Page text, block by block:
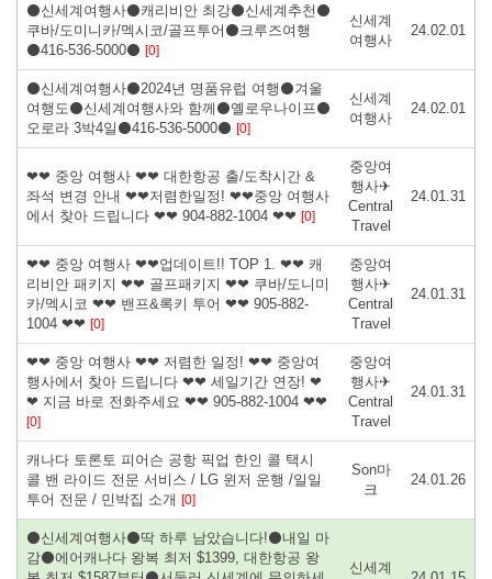
⚫신세계여행사⚫캐리비안 최강⚫신세계추천⚫
쿠바/도미니카/멕시코/골프투어⚫크루즈여행
⚫416-536-5000⚫ [0]
신세계
여행사
24.02.01
⚫신세계여행사⚫2024년 명품유럽 여행⚫겨울
여행도⚫신세계여행사와 함께⚫옐로우나이프⚫
오로라 3박4일⚫416-536-5000⚫ [0]
신세계
여행사
24.02.01
❤❤ 중앙 여행사 ❤❤ 대한항공 출/도착시간 &
좌석 변경 안내 ❤❤저렴한일정! ❤❤중앙 여행사
에서 찾아 드립니다 ❤❤ 904-882-1004 ❤❤ [0]
중앙여
행사✈
Central
Travel
24.01.31
❤❤ 중앙 여행사 ❤❤업데이트!! TOP 1. ❤❤ 캐
리비안 패키지 ❤❤ 골프패키지 ❤❤ 쿠바/도니미
카/멕시코 ❤❤ 밴프&록키 투어 ❤❤ 905-882-
1004 ❤❤ [0]
중앙여
행사✈
Central
Travel
24.01.31
❤❤ 중앙 여행사 ❤❤ 저렴한 일정! ❤❤ 중앙여
행사에서 찾아 드립니다 ❤❤ 세일기간 연장! ❤
❤ 지금 바로 전화주세요 ❤❤ 905-882-1004 ❤❤
[0]
중앙여
행사✈
Central
Travel
24.01.31
캐나다 토론토 피어슨 공항 픽업 한인 콜 택시
콜 밴 라이드 전문 서비스 / LG 윈저 운행 /일일
투어 전문 / 민박집 소개 [0]
Son마
크
24.01.26
⚫신세계여행사⚫딱 하루 남았습니다!⚫내일 마
감⚫에어캐나다 왕복 최저 $1399, 대한항공 왕
신세계